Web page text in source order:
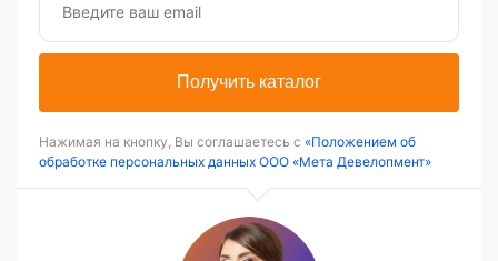
Получить каталог
Нажимая на кнопку, Вы соглашаетесь с «Положением об
обработке персональных данных ООО «Мета Девелопмент»